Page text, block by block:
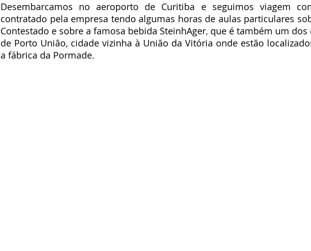
Desembarcamos no aeroporto de Curitiba e seguimos viagem
contratado pela empresa tendo algumas horas de aulas particulares
Contestado e sobre a famosa bebida SteinhAger, que é também um dos
de Porto União, cidade vizinha à União da Vitória onde estão
a fábrica da Pormade.